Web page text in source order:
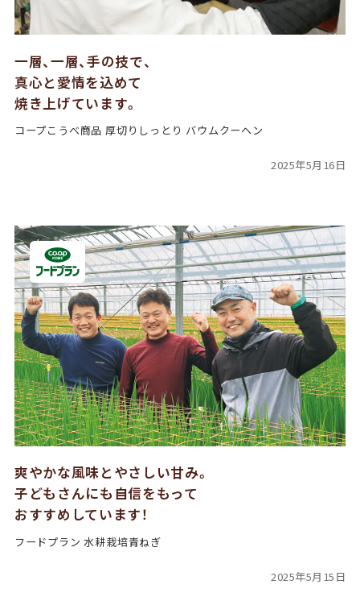
一層、一層、手の技で、
真心と愛情を込めて
焼き上げています。
コープこうべ商品 厚切りしっとり バウムクーヘン
2025年5月16日
爽やかな風味とやさしい甘み。
子どもさんにも自信をもって
おすすめしています！
フードプラン 水耕栽培青ねぎ
2025年5月15日